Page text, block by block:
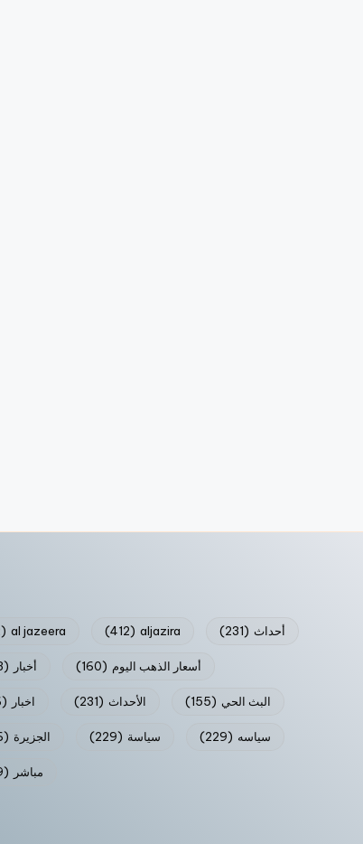
al jazeera
(412) aljazira
(412) أحداث (231)
أخبار (633) أسعار الذهب اليوم (160)
اخبار (616) الأحداث (231) البث الحي (155)
الجزيرة (236) سياسة (229) سياسه (229)
مباشر (229)